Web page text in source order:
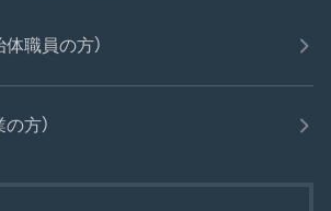
職員の方）
方）